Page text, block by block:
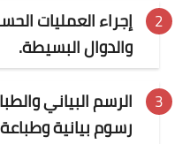
إجراء العمليات
والدوال البسيطة.
الرسم البياني
رسوم بيانية وطباعة